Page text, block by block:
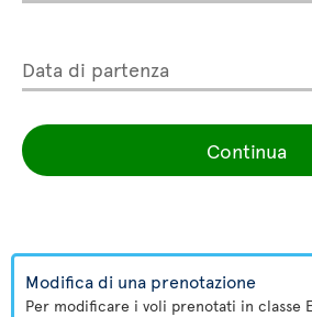
Data di partenza
Continua
Modifica di una prenotazione
Per modificare i voli prenotati in classe